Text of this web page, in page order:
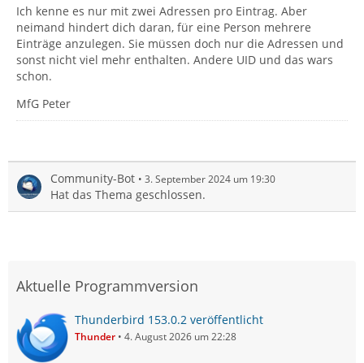
Ich kenne es nur mit zwei Adressen pro Eintrag. Aber
neimand hindert dich daran, für eine Person mehrere
Einträge anzulegen. Sie müssen doch nur die Adressen und
sonst nicht viel mehr enthalten. Andere UID und das wars
schon.
MfG Peter
Community-Bot 3. September 2024 um 19:30
Hat das Thema geschlossen.
Aktuelle Programmversion
Thunderbird 153.0.2 veröffentlicht
Thunder 4. August 2026 um 22:28